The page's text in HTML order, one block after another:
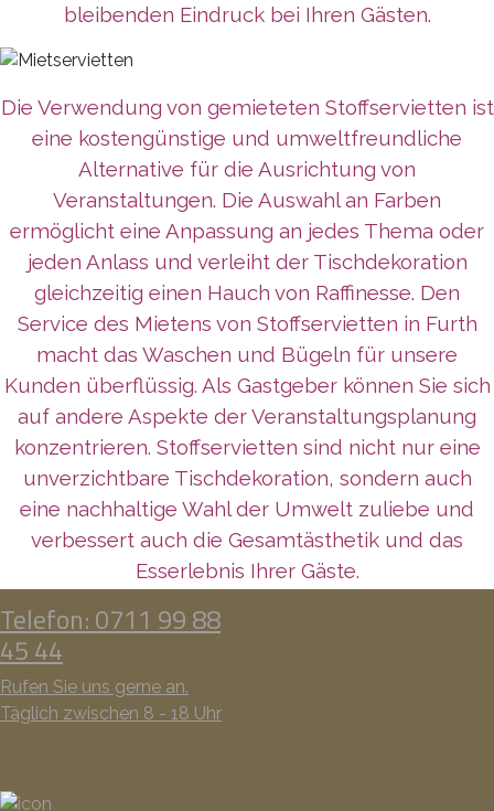
bleibenden Eindruck bei Ihren Gästen.
Die Verwendung von gemieteten Stoffservietten ist
eine kostengünstige und umweltfreundliche
Alternative für die Ausrichtung von
Veranstaltungen. Die Auswahl an Farben
ermöglicht eine Anpassung an jedes Thema oder
jeden Anlass und verleiht der Tischdekoration
gleichzeitig einen Hauch von Raffinesse. Den
Service des Mietens von Stoffservietten in Furth
macht das Waschen und Bügeln für unsere
Kunden überflüssig. Als Gastgeber können Sie sich
auf andere Aspekte der Veranstaltungsplanung
konzentrieren. Stoffservietten sind nicht nur eine
unverzichtbare Tischdekoration, sondern auch
eine nachhaltige Wahl der Umwelt zuliebe und
verbessert auch die Gesamtästhetik und das
Esserlebnis Ihrer Gäste.
Telefon: 0711 99 88
45 44
Rufen Sie uns gerne an.
Täglich zwischen 8 - 18 Uhr